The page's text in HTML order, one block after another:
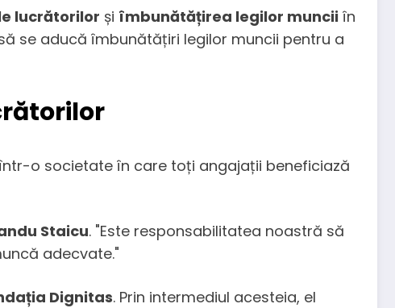
lucrătorilor și îmbunătățirea legilor muncii în
se aducă îmbunătățiri legilor muncii pentru a
într-o societate în care toți angajații beneficiază
Staicu. "Este responsabilitatea noastră să
adecvate."
Dignitas. Prin intermediul acesteia, el